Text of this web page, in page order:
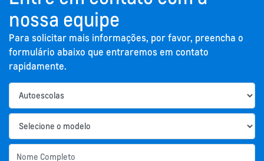
nossa equipe
Para solicitar mais informações, por favor, preencha o
formulário abaixo que entraremos em contato
rapidamente.